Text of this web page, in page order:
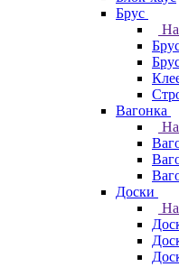
Брус
Вагонка
Доски